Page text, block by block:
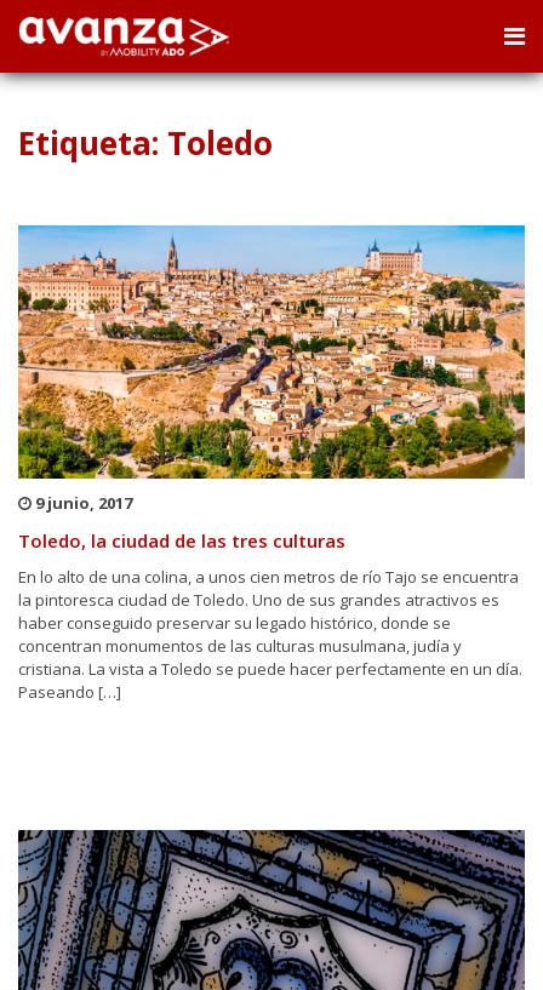
Etiqueta: Toledo
9 junio, 2017
Toledo, la ciudad de las tres culturas
En lo alto de una colina, a unos cien metros de río Tajo se encuentra
la pintoresca ciudad de Toledo. Uno de sus grandes atractivos es
haber conseguido preservar su legado histórico, donde se
concentran monumentos de las culturas musulmana, judía y
cristiana. La vista a Toledo se puede hacer perfectamente en un día.
Paseando […]